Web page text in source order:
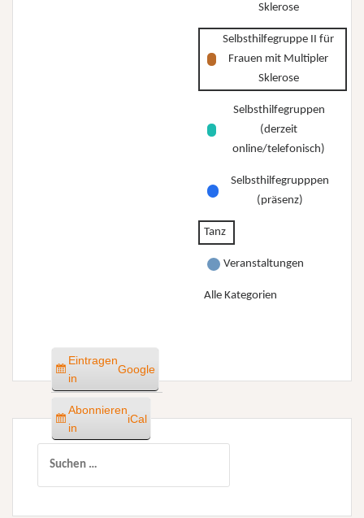
Sklerose
Selbsthilfegruppe II für
Frauen mit Multipler
Sklerose
Selbsthilfegruppen
(derzeit
online/telefonisch)
Selbsthilfegrupppen
(präsenz)
Tanz
Veranstaltungen
Alle Kategorien
Eintragen
in
Google
Abonnieren
in
iCal